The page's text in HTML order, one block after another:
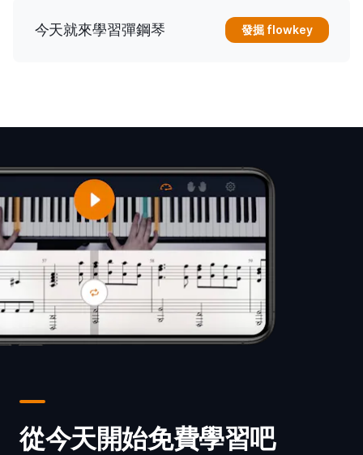
今天就來學習彈鋼琴 發掘 flowkey
從今天開始免費學習吧